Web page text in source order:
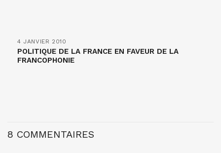
4 JANVIER 2010
POLITIQUE DE LA FRANCE EN FAVEUR DE LA
FRANCOPHONIE
8 COMMENTAIRES